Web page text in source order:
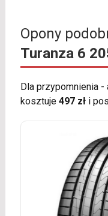
Opony
Turanza 6
Dla przypomnienia -
kosztuje 497 złi